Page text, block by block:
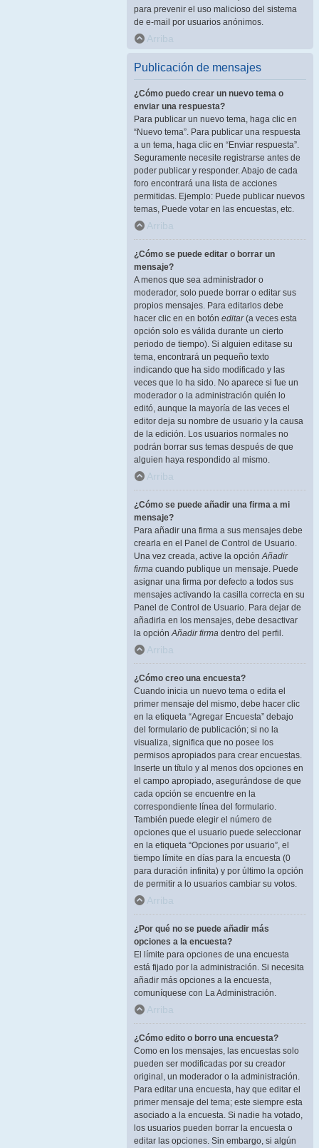
para prevenir el uso malicioso del sistema
de e-mail por usuarios anónimos.
Arriba
Publicación de mensajes
¿Cómo puedo crear un nuevo tema o
enviar una respuesta?
Para publicar un nuevo tema, haga clic en
“Nuevo tema”. Para publicar una respuesta
a un tema, haga clic en “Enviar respuesta”.
Seguramente necesite registrarse antes de
poder publicar y responder. Abajo de cada
foro encontrará una lista de acciones
permitidas. Ejemplo: Puede publicar nuevos
temas, Puede votar en las encuestas, etc.
Arriba
¿Cómo se puede editar o borrar un
mensaje?
A menos que sea administrador o
moderador, solo puede borrar o editar sus
propios mensajes. Para editarlos debe
hacer clic en en botón editar(a veces esta
opción solo es válida durante un cierto
periodo de tiempo). Si alguien editase su
tema, encontrará un pequeño texto
indicando que ha sido modificado y las
veces que lo ha sido. No aparece si fue un
moderador o la administración quién lo
editó, aunque la mayoría de las veces el
editor deja su nombre de usuario y la causa
de la edición. Los usuarios normales no
podrán borrar sus temas después de que
alguien haya respondido al mismo.
Arriba
¿Cómo se puede añadir una firma a mi
mensaje?
Para añadir una firma a sus mensajes debe
crearla en el Panel de Control de Usuario.
Una vez creada, active la opciónAñadir
firma cuando publique un mensaje. Puede
asignar una firma por defecto a todos sus
mensajes activando la casilla correcta en su
Panel de Control de Usuario. Para dejar de
añadirla en los mensajes, debe desactivar
la opciónAñadir firma dentro del perfil.
Arriba
¿Cómo creo una encuesta?
Cuando inicia un nuevo tema o edita el
primer mensaje del mismo, debe hacer clic
en la etiqueta “Agregar Encuesta” debajo
del formulario de publicación; si no la
visualiza, significa que no posee los
permisos apropiados para crear encuestas.
Inserte un título y al menos dos opciones en
el campo apropiado, asegurándose de que
cada opción se encuentre en la
correspondiente línea del formulario.
También puede elegir el número de
opciones que el usuario puede seleccionar
en la etiqueta “Opciones por usuario”, el
tiempo límite en días para la encuesta (0
para duración infinita) y por último la opción
de permitir a lo usuarios cambiar su votos.
Arriba
¿Por qué no se puede añadir más
opciones a la encuesta?
El límite para opciones de una encuesta
está fijado por la administración. Si necesita
añadir más opciones a la encuesta,
comuníquese con La Administración.
Arriba
¿Cómo edito o borro una encuesta?
Como en los mensajes, las encuestas solo
pueden ser modificadas por su creador
original, un moderador o la administración.
Para editar una encuesta, hay que editar el
primer mensaje del tema; este siempre esta
asociado a la encuesta. Si nadie ha votado,
los usuarios pueden borrar la encuesta o
editar las opciones. Sin embargo, si algún